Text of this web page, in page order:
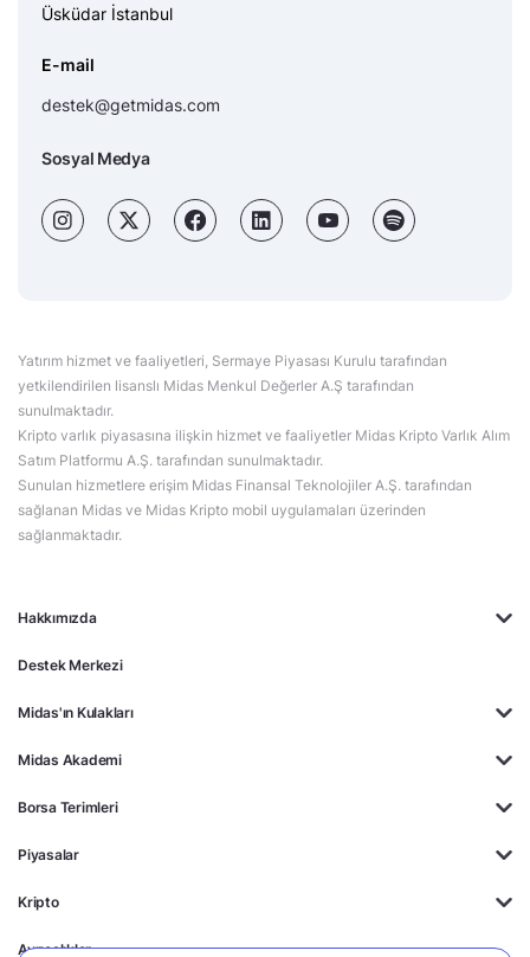
Hakkımızda
Destek Merkezi
Midas'ın Kulakları
Midas Akademi
Borsa Terimleri
Piyasalar
Kripto
Ayrıcalıklar
Üsküdar İstanbul
E-mail
destek@getmidas.com
Sosyal Medya
Yatırım hizmet ve faaliyetleri, Sermaye Piyasası Kurulu tarafından
yetkilendirilen lisanslı Midas Menkul Değerler A.Ş tarafından
sunulmaktadır.
Kripto varlık piyasasına ilişkin hizmet ve faaliyetler Midas Kripto Varlık Alım
Satım Platformu A.Ş. tarafından sunulmaktadır.
Sunulan hizmetlere erişim Midas Finansal Teknolojiler A.Ş. tarafından
sağlanan Midas ve Midas Kripto mobil uygulamaları üzerinden
sağlanmaktadır.